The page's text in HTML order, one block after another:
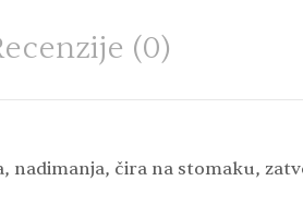
(0)
čira na stomaku,